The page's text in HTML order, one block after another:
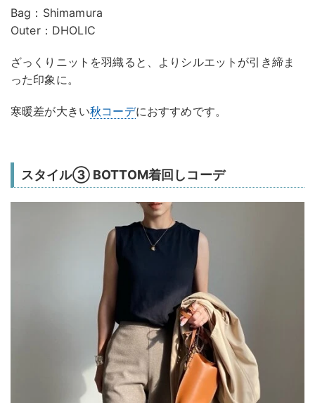
Bag：Shimamura
Outer：DHOLIC
ざっくりニットを羽織ると、よりシルエットが引き締ま
った印象に。
寒暖差が大きい秋コーデにおすすめです。
スタイル③ BOTTOM着回しコーデ